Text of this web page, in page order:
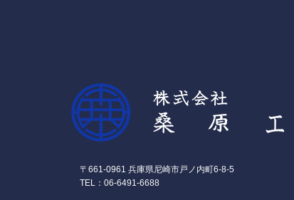
〒661-0961 兵庫県尼崎市戸ノ内町6-8-5
TEL：06-6491-6688